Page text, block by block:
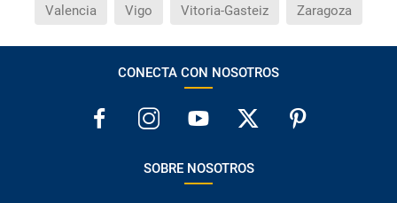
Valencia Vigo Vitoria-Gasteiz Zaragoza
CONECTA CON NOSOTROS
SOBRE NOSOTROS